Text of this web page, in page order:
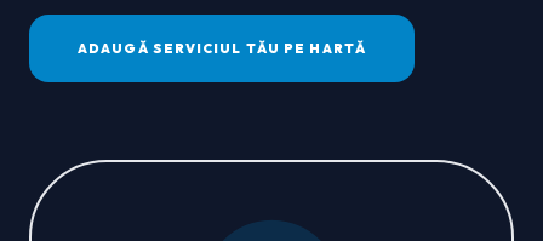
ADAUGĂ SERVICIUL TĂU PE HARTĂ